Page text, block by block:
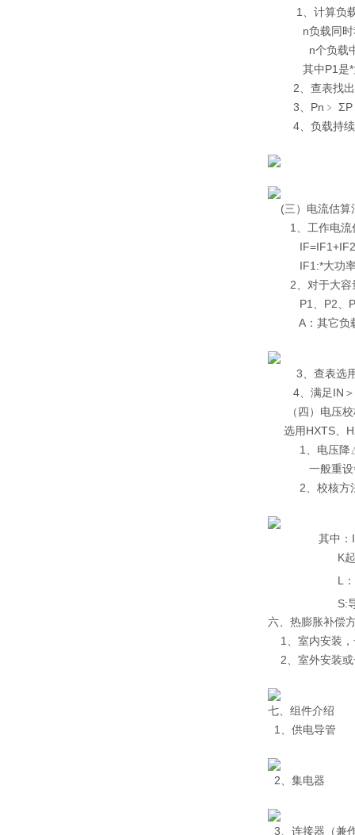
1、计算负载
n负载同时
n个负载中
其中Ρ1是*
2、查表找出
3、Ρn﹥ ΣΡ
4、负载持续
(三）电流估算
1、工作电流估
IF1:*大功率电
2、对于大容量
P1、P2、P3
A：其它负载
3、查表选用
4、满足IN＞
（四）电压校
选用HXTS、
1、电压降
一般重设备
2、校核方
其中：
K起：绕线
L：计算长
S:导轨母
六、热膨胀补偿
1、室内安装，
2、室外安装或
七、组件介绍
1、供电导管
2、集电器
3、连接器（兼